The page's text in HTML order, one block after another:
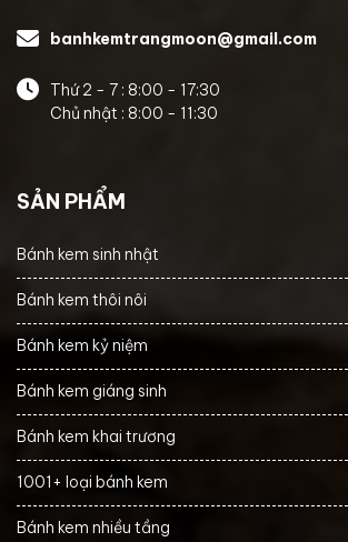
banhkemtrangmoon@gmail.com
Thứ 2 - 7 : 8:00 - 17:30
Chủ nhật : 8:00 - 11:30
SẢN PHẨM
Bánh kem sinh nhật
Bánh kem thôi nôi
Bánh kem kỷ niệm
Bánh kem giáng sinh
Bánh kem khai trương
1001+ loại bánh kem
Bánh kem nhiều tầng